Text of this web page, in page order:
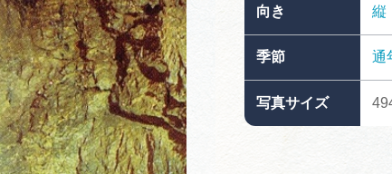
岐阜県観光
向き 縦
季節 通
写真サイズ